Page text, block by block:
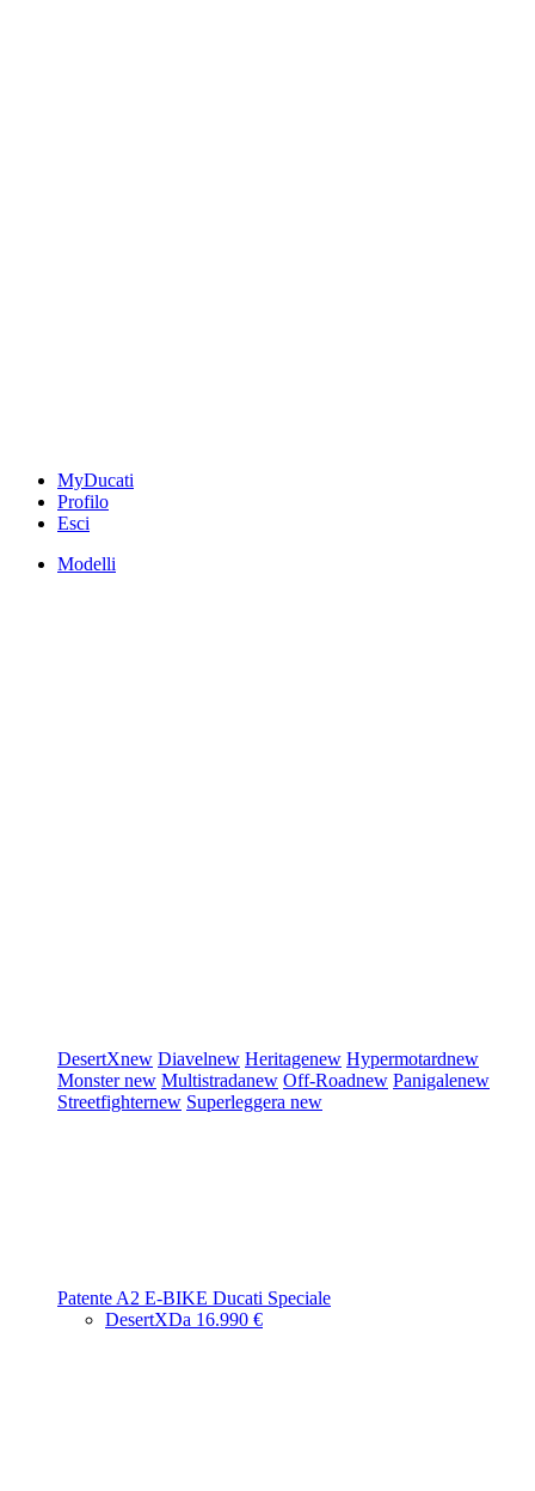
MyDucati
Profilo
Esci
Modelli
DesertXnew Diavelnew Heritagenew Hypermotardnew
Monsternew Multistradanew Off-Roadnew Panigalenew
Streetfighternew Superleggera new
Patente A2 E-BIKE Ducati Speciale
DesertXDa 16.990 €